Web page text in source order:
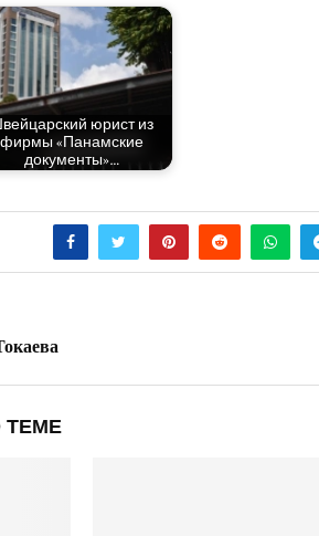
юрист из
фир­мы «Панам­ские
документы»…
ТЕМЕ